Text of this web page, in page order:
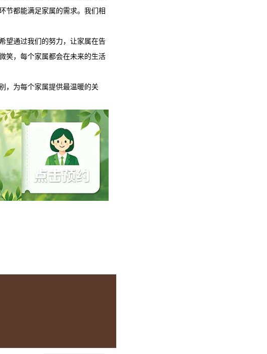
节都能满足家属的需求。我们相
望通过我们的努力，让家属在告
笑，每个家属都会在未来的生活
，为每个家属提供最温暖的关